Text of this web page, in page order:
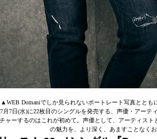
▲WEB Domaniでしか見られないポートレート写真ととも
7日(水)に22枚目のシングルを発売する、声優・アーテ
ャーするのはこれが初めて。声優として、アーティス
の魅力を、より深く、あますことなくお